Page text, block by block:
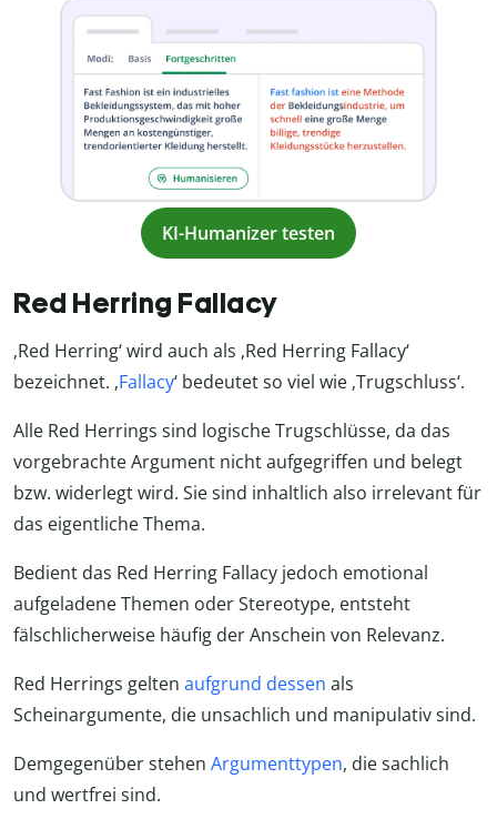
KI-Humanizer testen
Red Herring Fallacy
‚Red Herring‘ wird auch als ‚Red Herring Fallacy‘
bezeichnet. ‚Fallacy‘ bedeutet so viel wie ‚Trugschluss‘.
Alle Red Herrings sind logische Trugschlüsse, da das
vorgebrachte Argument nicht aufgegriffen und belegt
bzw. widerlegt wird. Sie sind inhaltlich also irrelevant für
das eigentliche Thema.
Bedient das Red Herring Fallacy jedoch emotional
aufgeladene Themen oder Stereotype, entsteht
fälschlicherweise häufig der Anschein von Relevanz.
Red Herrings gelten aufgrund dessen als
Scheinargumente, die unsachlich und manipulativ sind.
Demgegenüber stehen Argumenttypen, die sachlich
und wertfrei sind.